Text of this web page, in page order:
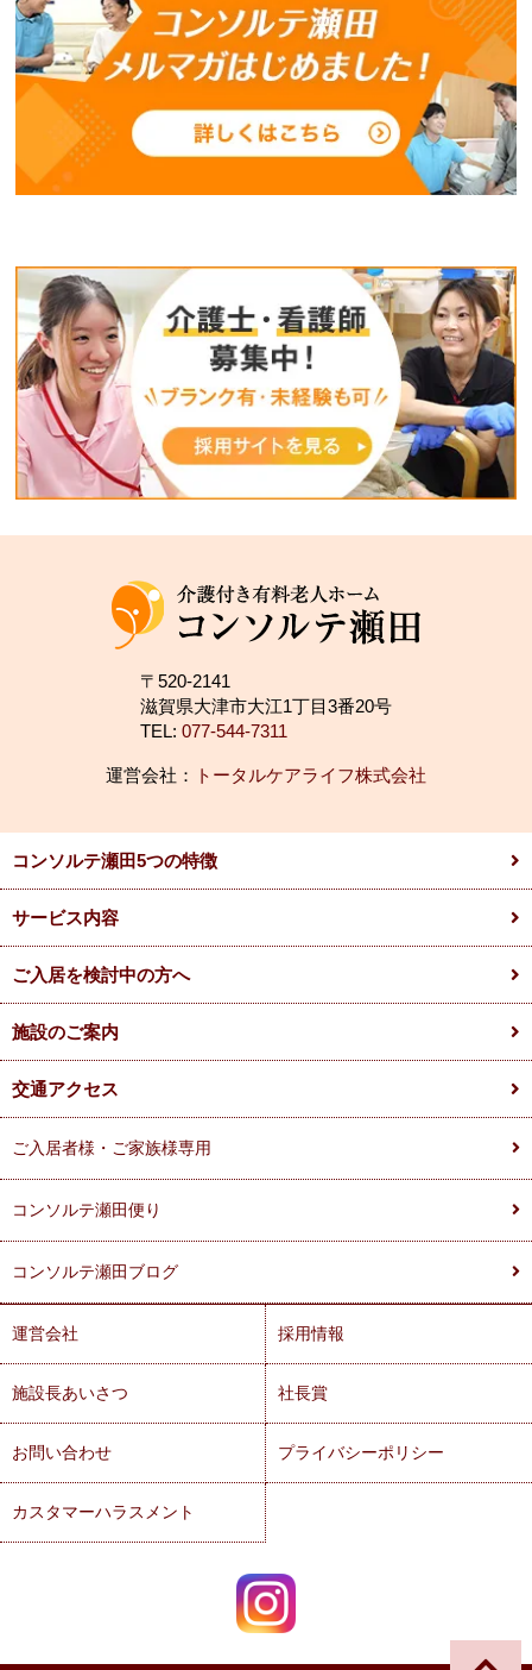
〒520-2141
滋賀県大津市大江1丁目3番20号
TEL: 077-544-7311
運営会社： トータルケアライフ株式会社
コンソルテ瀬田5つの特徴
サービス内容
ご入居を検討中の方へ
施設のご案内
交通アクセス
ご入居者様・ご家族様専用
コンソルテ瀬田便り
コンソルテ瀬田ブログ
運営会社 採用情報
施設長あいさつ 社長賞
お問い合わせ プライバシーポリシー
カスタマーハラスメント